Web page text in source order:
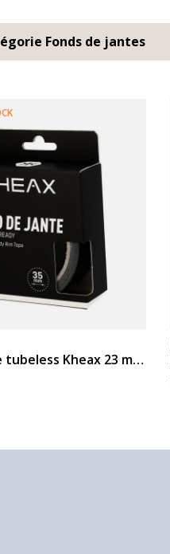
Fonds de jantes
Fond de jante tubeless Kheax 23 mm (9,14 m)